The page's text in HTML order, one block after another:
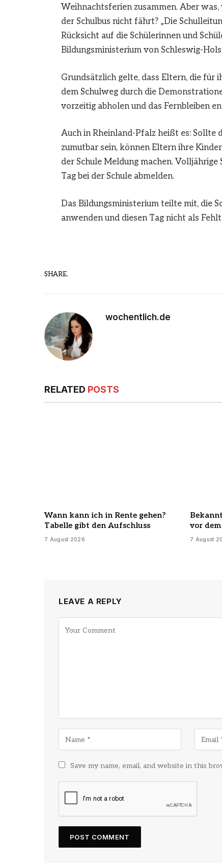
Weihnachtsferien zusammen. Aber
der Schulbus nicht fährt? „Die
Rücksicht auf die Schülerinnen und
Bildungsministerium von Schleswig-
Grundsätzlich gelte, dass Eltern, die für
dem Schulweg durch die
vorzeitig abholen und das Fernbleiben
Auch in Rheinland-Pfalz heißt es: Sollte
zumutbar sein, können Eltern ihre
der Schule Meldung machen.
Tag bei der Schule abmelden.
Das Bildungsministerium teilte mit, die
anwenden und diesen Tag nicht als
SHARE.
wochentlich.de
RELATED POSTS
Wann kann ich in Rente gehen?
Tabelle gibt den Aufschluss
7 August 2026
vor
7 August
LEAVE A REPLY
Save my name, email, and website in this